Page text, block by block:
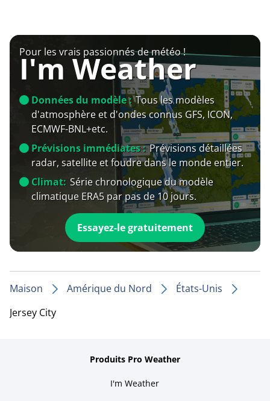
Pour les vrais passionnés de météo !
I'm Weather
Données du modèle : Tous les modèles
d'atmosphère et d'ondes connus GFS, ICON,
ECMWF-BNL+etc.
Prévisions immédiates : Prévisions détaillées
radar, satellite et foudre dans le monde entier.
Climat: Série chronologique du modèle
climatique ERA5 par pas de 10 jours.
Essayez-le gratuitement
Maison Amérique du Nord
États-Unis
Jersey City
Produits Pro Weather
I'm Weather